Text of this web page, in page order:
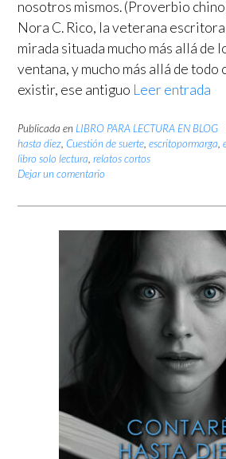
nosotros mismos. (Proverbio
Nora C. Rico, la veterana
mirada situada mucho más allá de
ventana, y mucho más allá de todo
existir, ese antiguo Leer entrada
Publicada en LIBRO PARA LECTURA EN BLOG
hasta diez Cuestión de suerte escritopormarga
libro solo lectura relatos cortos
Dejar un comentario